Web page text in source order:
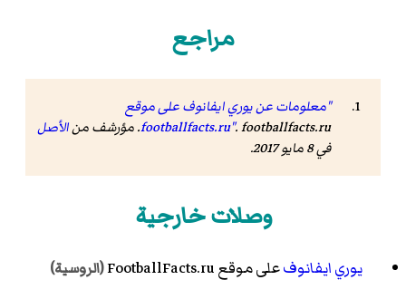
مراجع
"معلومات عن يوري ايفانوف على موقع
footballfacts.ru". footballfacts.ru. مؤرشف من
الأصل
في 8 مايو 2017.
وصلات خارجية
يوري ايفانوفعلى موقع FootballFacts.ru (الروسية)